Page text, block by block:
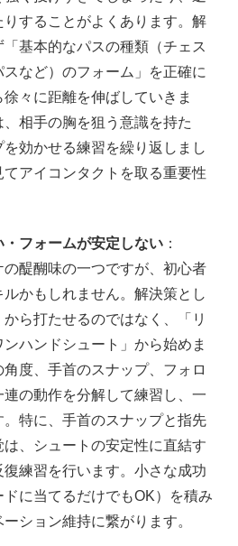
することがよくあります。解
基本的なパスの種類（チェス
スなど）のフォーム」を正確に
々に距離を伸ばしていきま
相手の胸を狙う意識を持た
効かせる練習を繰り返しまし
てアイコンタクトを取る重要性
フォームが安定しない ：
の醍醐味の一つですが、初心者
かもしれません。解決策とし
ら打たせるのではなく、「リ
ハンドシュート」から始めま
度、手首のスナップ、フォロ
の動作を分解して練習し、一
特に、手首のスナップと指先
、シュートの安定性に直結す
練習を行います。小さな成功
に当てるだけでもOK）を積み
ション維持に繋がります。